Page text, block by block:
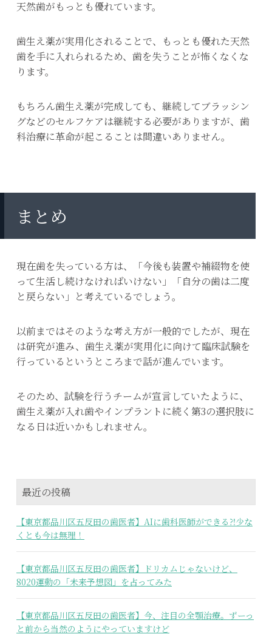
天然歯がもっとも優れています。
歯生え薬が実用化されることで、もっとも優れた天然
歯を手に入れられるため、歯を失うことが怖くなくな
ります。
もちろん歯生え薬が完成しても、継続してブラッシン
グなどのセルフケアは継続する必要がありますが、歯
科治療に革命が起こることは間違いありません。
まとめ
現在歯を失っている方は、「今後も装置や補綴物を使
って生活し続けなければいけない」「自分の歯は二度
と戻らない」と考えているでしょう。
以前まではそのような考え方が一般的でしたが、現在
は研究が進み、歯生え薬が実用化に向けて臨床試験を
行っているというところまで話が進んでいます。
そのため、試験を行うチームが宣言していたように、
歯生え薬が入れ歯やインプラントに続く第3の選択肢に
なる日は近いかもしれません。
最近の投稿
【東京都品川区五反田の歯医者】AIに歯科医師ができる⁈少な
くとも今は無理！
【東京都品川区五反田の歯医者】ドリカムじゃないけど、
8020運動の「未来予想図」を占ってみた
【東京都品川区五反田の歯医者】今、注目の全顎治療。ずーっ
と前から当然のようにやっていますけど